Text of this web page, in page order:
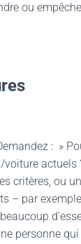
ou
: »
actuels
critères, ou
– par
personne